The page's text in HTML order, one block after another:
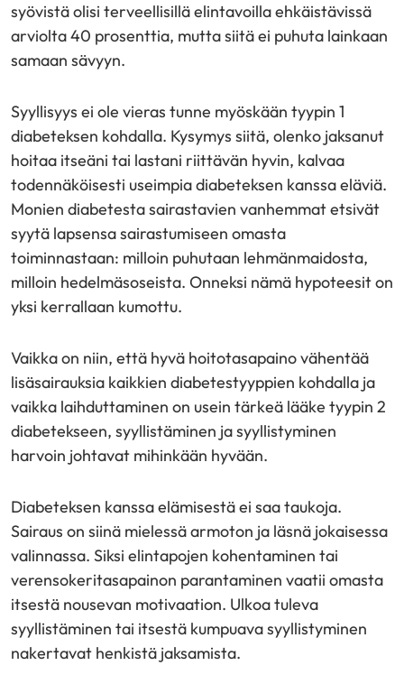
syövistä olisi terveellisillä elintavoilla ehkäistävissä
arviolta 40 prosenttia, mutta siitä ei puhuta lainkaan
samaan sävyyn.
Syyllisyys ei ole vieras tunne myöskään tyypin 1
diabeteksen kohdalla. Kysymys siitä, olenko jaksanut
hoitaa itseäni tai lastani riittävän hyvin, kalvaa
todennäköisesti useimpia diabeteksen kanssa eläviä.
Monien diabetesta sairastavien vanhemmat etsivät
syytä lapsensa sairastumiseen omasta
toiminnastaan: milloin puhutaan lehmänmaidosta,
milloin hedelmäsoseista. Onneksi nämä hypoteesit on
yksi kerrallaan kumottu.
Vaikka on niin, että hyvä hoitotasapaino vähentää
lisäsairauksia kaikkien diabetestyyppien kohdalla ja
vaikka laihduttaminen on usein tärkeä lääke tyypin 2
diabetekseen, syyllistäminen ja syyllistyminen
harvoin johtavat mihinkään hyvään.
Diabeteksen kanssa elämisestä ei saa taukoja.
Sairaus on siinä mielessä armoton ja läsnä jokaisessa
valinnassa. Siksi elintapojen kohentaminen tai
verensokeritasapainon parantaminen vaatii omasta
itsestä nousevan motivaation. Ulkoa tuleva
syyllistäminen tai itsestä kumpuava syyllistyminen
nakertavat henkistä jaksamista.